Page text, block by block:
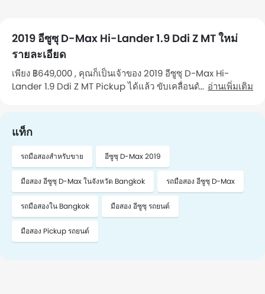
2019 อีซูซุ D-Max Hi-Lander 1.9 Ddi Z MT ใหม่
รายละเอียด
เพียง ฿649,000 , คุณก็เป็นเจ้าของ 2019 อีซูซุ D-Max Hi-
Lander 1.9 Ddi Z MT Pickup ได้แล้ว ขับเคลื่อนด้วยเครื่องยนต์
จังหวัด Bangkok หากต้องการนัดหมาย โปรดติดต่อฉัน"
อ่านเพิ่มเติม
แท็ก
รถมือสองสำหรับขาย อีซูซุ D-Max 2019
มือสอง อีซูซุ D-Max ในจังหวัด Bangkok รถมือสอง อีซูซุ D-Max
รถมือสองใน Bangkok มือสอง อีซูซุ รถยนต์
มือสอง Pickup รถยนต์